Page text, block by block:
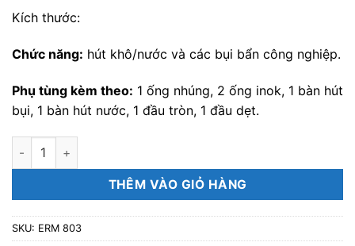
Kích thước:
Chức năng: hút khô/nước và các bụi bẩn công nghiệp.
Phụ tùng kèm theo: 1 ống nhúng, 2 ống inok, 1 bàn hút
bụi, 1 bàn hút nước, 1 đầu tròn, 1 đầu dẹt.
Máy hút bụi nước công nghiệp EuroMac ERM 803 số lượng
THÊM VÀO GIỎ HÀNG
SKU: ERM 803